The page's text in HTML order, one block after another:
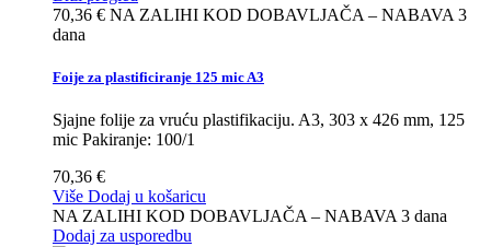
70,36 € NA ZALIHI KOD DOBAVLJAČA – NABAVA 3
dana
Foije za plastificiranje 125 mic A3
Sjajne folije za vruću plastifikaciju. A3, 303 x 426 mm, 125
mic Pakiranje: 100/1
70,36 €
Više Dodaj u košaricu
NA ZALIHI KOD DOBAVLJAČA – NABAVA 3 dana
Dodaj za usporedbu